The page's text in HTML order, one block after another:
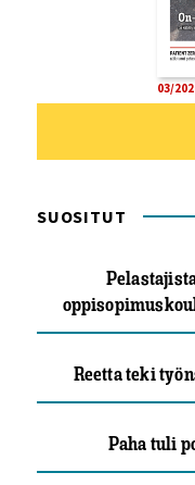
03/
SUOSITUT
Reetta teki
Paha tuli